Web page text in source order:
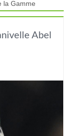
la Gamme
Abel